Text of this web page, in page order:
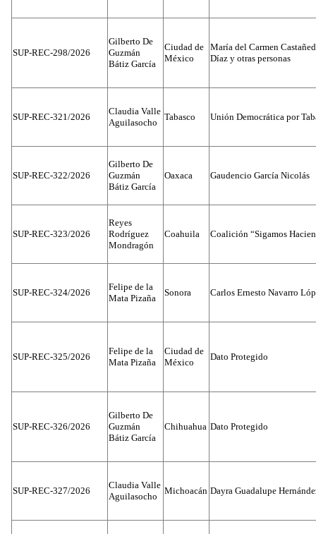
SUP-REC-298/2026
Gilberto De
Guzmán
Bátiz García
Ciudad de
México
María del Carmen
Díaz y otras personas
SUP-REC-321/2026
Claudia Valle
Aguilasocho
Tabasco Unión Democrática por
SUP-REC-322/2026
Gilberto De
Guzmán
Bátiz García
Oaxaca Gaudencio García Nicolás
SUP-REC-323/2026
Reyes
Rodríguez
Mondragón
Coahuila Coalición “Sigamos
SUP-REC-324/2026
Felipe de la
Mata Pizaña
Sonora Carlos Ernesto Navarro
SUP-REC-325/2026
Felipe de la
Mata Pizaña
Ciudad de
México
Dato Protegido
SUP-REC-326/2026
Gilberto De
Guzmán
Bátiz García
Chihuahua Dato Protegido
SUP-REC-327/2026
Claudia Valle
Aguilasocho
Michoacán Dayra Guadalupe